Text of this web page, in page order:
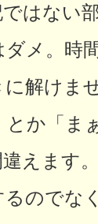
はない
メ。時
解けま
か「ま
えます
のでな